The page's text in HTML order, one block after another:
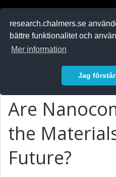
research.chalmers.se
bättre funktionalitet och
Mer information
Jag förstår
Are
the
Future?